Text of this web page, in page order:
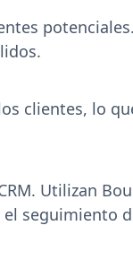
clientes, lo
Utilizan
seguimiento